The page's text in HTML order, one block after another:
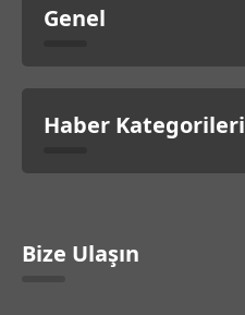
Genel
Haber Kategorileri
Bize Ulaşın